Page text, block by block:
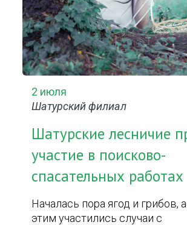
2 июля
Шатурский филиал
Шатурские лесничие
участие в поисково-
спасательных работах
Началась пора ягод и грибов,
этим участились случаи с